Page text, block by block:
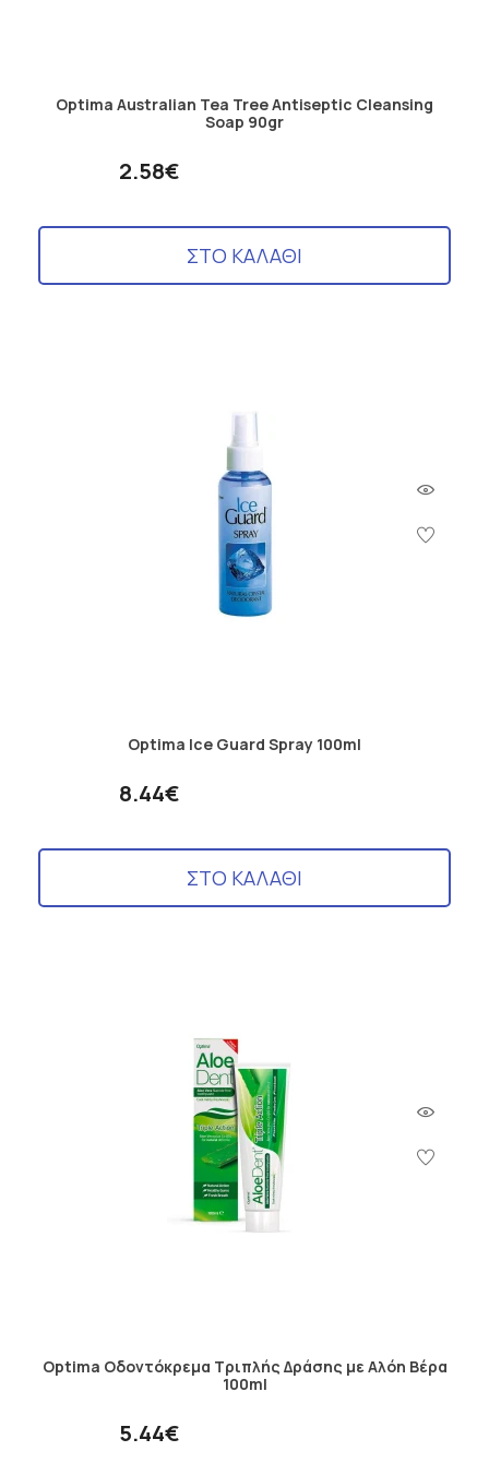
Optima Australian Tea Tree Antiseptic Cleansing
Soap 90gr
2.58€
ΣΤΟ ΚΑΛΑΘΙ
Optima Ice Guard Spray 100ml
8.44€
ΣΤΟ ΚΑΛΑΘΙ
Optima Οδοντόκρεμα Τριπλής Δράσης με Αλόη Βέρα
100ml
5.44€